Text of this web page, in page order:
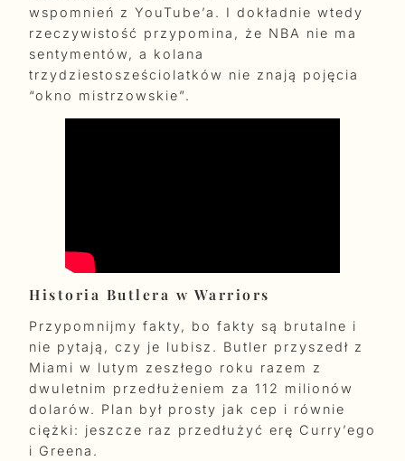
wspomnień z YouTube’a. I dokładnie wtedy
rzeczywistość przypomina, że NBA nie ma
sentymentów, a kolana
trzydziestosześciolatków nie znają pojęcia
“okno mistrzowskie”.
Historia Butlera w Warriors
Przypomnijmy fakty, bo fakty są brutalne i
nie pytają, czy je lubisz. Butler przyszedł z
Miami w lutym zeszłego roku razem z
dwuletnim przedłużeniem za 112 milionów
dolarów. Plan był prosty jak cep i równie
ciężki: jeszcze raz przedłużyć erę Curry’ego
i Greena.